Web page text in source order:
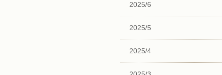
2025/6
2025/5
2025/4